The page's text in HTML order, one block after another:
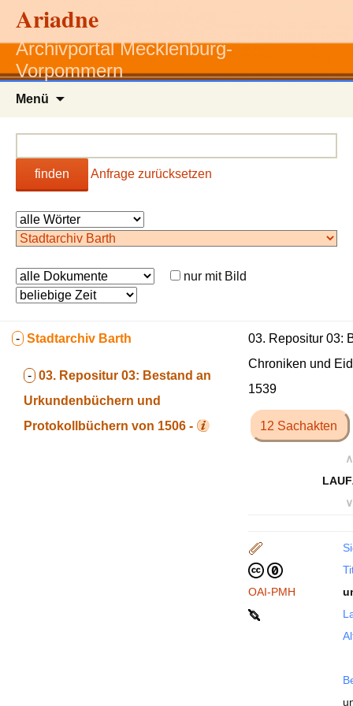
Ariadne
Archivportal Mecklenburg-
Vorpommern
Menü
finden Anfrage zurücksetzen
nur mit Bild
- Stadtarchiv Barth
- 03. Repositur 03: Bestand an
Urkundenbüchern und
Protokollbüchern von 1506 -
03. Repositur 03:
Chroniken und
1539
12 Sachakten
∧
∨
OAI-PMH